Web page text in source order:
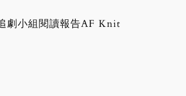
劇小組閱讀報告AF Knit